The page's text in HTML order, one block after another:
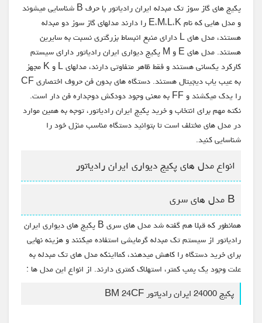
پکیج های گاز سوز تک مبدله ایران رادیاتور با حرف B شناسایی میشوند
و مدل هایی که نام E،M،L،K را دارند مدلهای گاز سوز دو مبدله
هستند، مدل های L دارای منبع انبساط بزرگتری نسبت به سایرین
هستند. مدل های E و M پکیج دیواری ایران رادیاتور دارای سیستم
کارکرد یکسانی هستند و فقط ظاهر متفاوتی دارند، مدلهای L و K مجهز
به عیب یاب دیجیتال هستند. دستگاه های بدون فن حروف اختصاری CF
را یدک میکشند و FF به معنی وجود دودکش دوجداره فن دار است.
نکته مهم برای انتخاب و خرید پکیج ایران رادیاتور، توجه به همین موارد
در مدل های مختلف است تا بتوانید دستگاه مناسب منزل خود را
شناسایی کنید.
انواع مدل های پکیج دیواری ایران رادیاتور
B مدل های سری
همانطور که قبلا هم گفته شد مدل های سری B پکیج های دیواری ایران
رادیاتور از سیستم تک مبدله گرمایشی استفاده میکنند و هزینه نهایی
برای خرید دستگاه را کاهش میدهند، کمااینکه مدل های تک مبدله به
علت وجود یک پمپ کمتر، استهلاک کمتری دارند. از انواع این مدل ها :
پکیج 24000 ایران رادیاتور BM 24CF